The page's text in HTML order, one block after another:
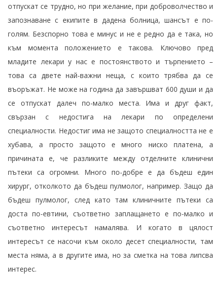
отпускат се трудно, но при желание, при доброволчество и
запознаване с екипите в дадена болница, шансът е по-
голям. Безспорно това е минус и не е редно да е така, но
към момента положението е такова. Ключово пред
младите лекари у нас е постоянството и търпението –
това са двете най-важни неща, с които трябва да се
въоръжат. Не може на година да завършват 600 души и да
се отпускат далеч по-малко места. Има и друг факт,
свързан с недостига на лекари по определени
специалности. Недостиг има не защото специалността не е
хубава, а просто защото е много ниско платена, а
причината е, че разликите между отделните клинични
пътеки са огромни. Много по-добре е да бъдеш един
хирург, отколкото да бъдеш пулмолог, например. Защо да
бъдеш пулмолог, след като там клиничните пътеки са
доста по-евтини, съответно заплащането е по-малко и
съответно интересът намалява. И когато в цялост
интересът се насочи към около десет специалности, там
места няма, а в другите има, но за сметка на това липсва
интерес.